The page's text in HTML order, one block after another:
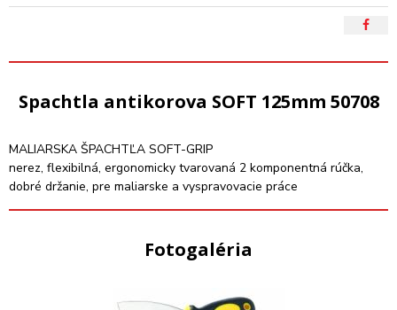
Spachtla antikorova SOFT 125mm 50708
MALIARSKA ŠPACHTĽA SOFT-GRIP
nerez, flexibilná, ergonomicky tvarovaná 2 komponentná rúčka,
dobré držanie, pre maliarske a vyspravovacie práce
Fotogaléria